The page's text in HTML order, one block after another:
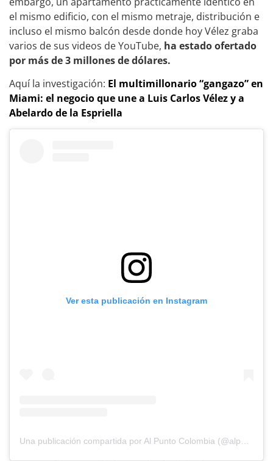
el mismo edificio, con el mismo metraje, distribución e
incluso el mismo balcón desde donde hoy Vélez graba
varios de sus videos de YouTube, ha estado ofertado
por más de 3 millones de dólares.
Aquí la investigación: El multimillonario “gangazo” en
Miami: el negocio que une a Luis Carlos Vélez y a
Abelardo de la Espriella
Ver esta publicación en Instagram